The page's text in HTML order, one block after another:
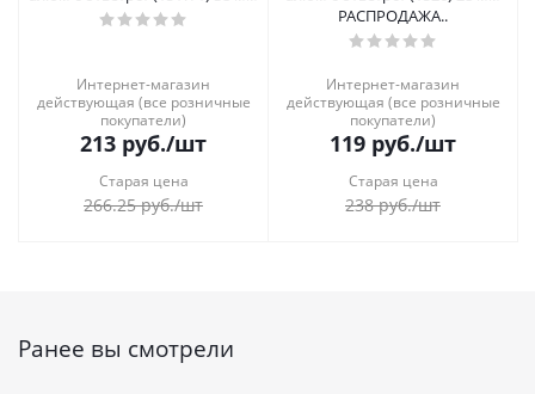
Интернет-магазин
действующая (все розничные
покупатели)
213 руб./шт
Старая цена
266.25руб./шт
РАСПРОДАЖА..
Интернет-магазин
действующая (все розничные
покупатели)
119 руб./шт
Старая цена
238руб./шт
Ранее вы смотрели